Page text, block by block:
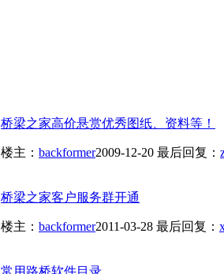
桥梁之家高价悬赏优秀图纸、资料等！
楼主： backformer2009-12-20 最后回复：
桥梁之家客户服务群开通
楼主： backformer2011-03-28 最后回复：